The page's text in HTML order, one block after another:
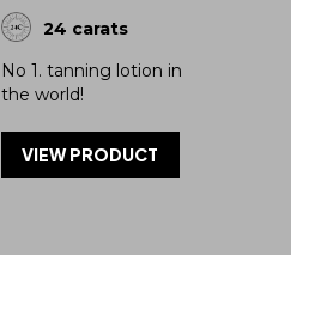
24 carats
No 1. tanning lotion in
the world!
VIEW PRODUCT